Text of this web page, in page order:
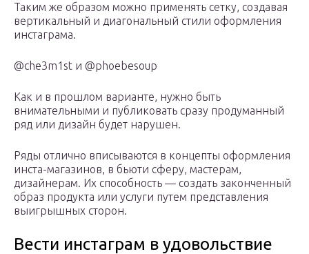
Таким же образом можно применять сетку, создавая
вертикальный и диагональный стили оформления
инстаграма.
@che3m1st и @phoebesoup
Как и в прошлом варианте, нужно быть
внимательными и публиковать сразу продуманный
ряд или дизайн будет нарушен.
Ряды отлично вписываются в концепты оформления
инста-магазинов, в бьюти сферу, мастерам,
дизайнерам. Их способность — создать законченный
образ продукта или услуги путем представления
выигрышных сторон.
Вести инстаграм в удовольствие